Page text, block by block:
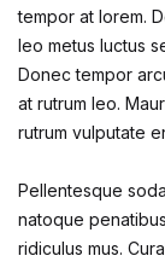
tempor at lorem.
leo metus luctus
Donec tempor
at rutrum leo.
rutrum vulputate
Pellentesque
natoque
ridiculus mus.